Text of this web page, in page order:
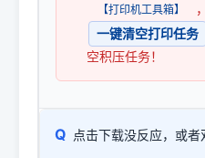
【打印机工具箱】
一键清空打印任务
空积压任务！
Q 点击下载没反应，或者